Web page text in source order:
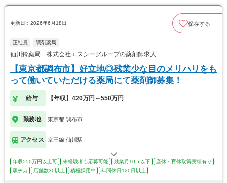
更新日：2026年6月18日 保存する
正社員 調剤薬局
仙川鈴薬局 株式会社エスシーグループの薬剤師求人
【東京都調布市】好立地◎残業少な目のメリハリをも
って働いていただける薬局にて薬剤師募集！
給与 【年収】420万円～550万円
勤務地 東京都 調布市
アクセス 京王線 仙川駅
年収550万円以上可 未経験者も応募可能 残業月10ｈ以下
産休・育休取得実績有り
駅チカ
店舗数30以上 積極採用中 年間休日120日以上